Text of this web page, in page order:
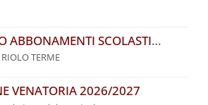
RINNOVO ABBONAMENTI SCOLASTICI COOPERATIVA
TERME
VENATORIA 2026/2027